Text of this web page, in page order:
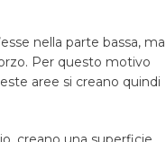
nella parte bassa, ma
Per questo motivo
aree si creano quindi